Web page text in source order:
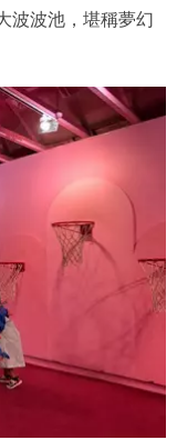
波波池，堪稱夢幻